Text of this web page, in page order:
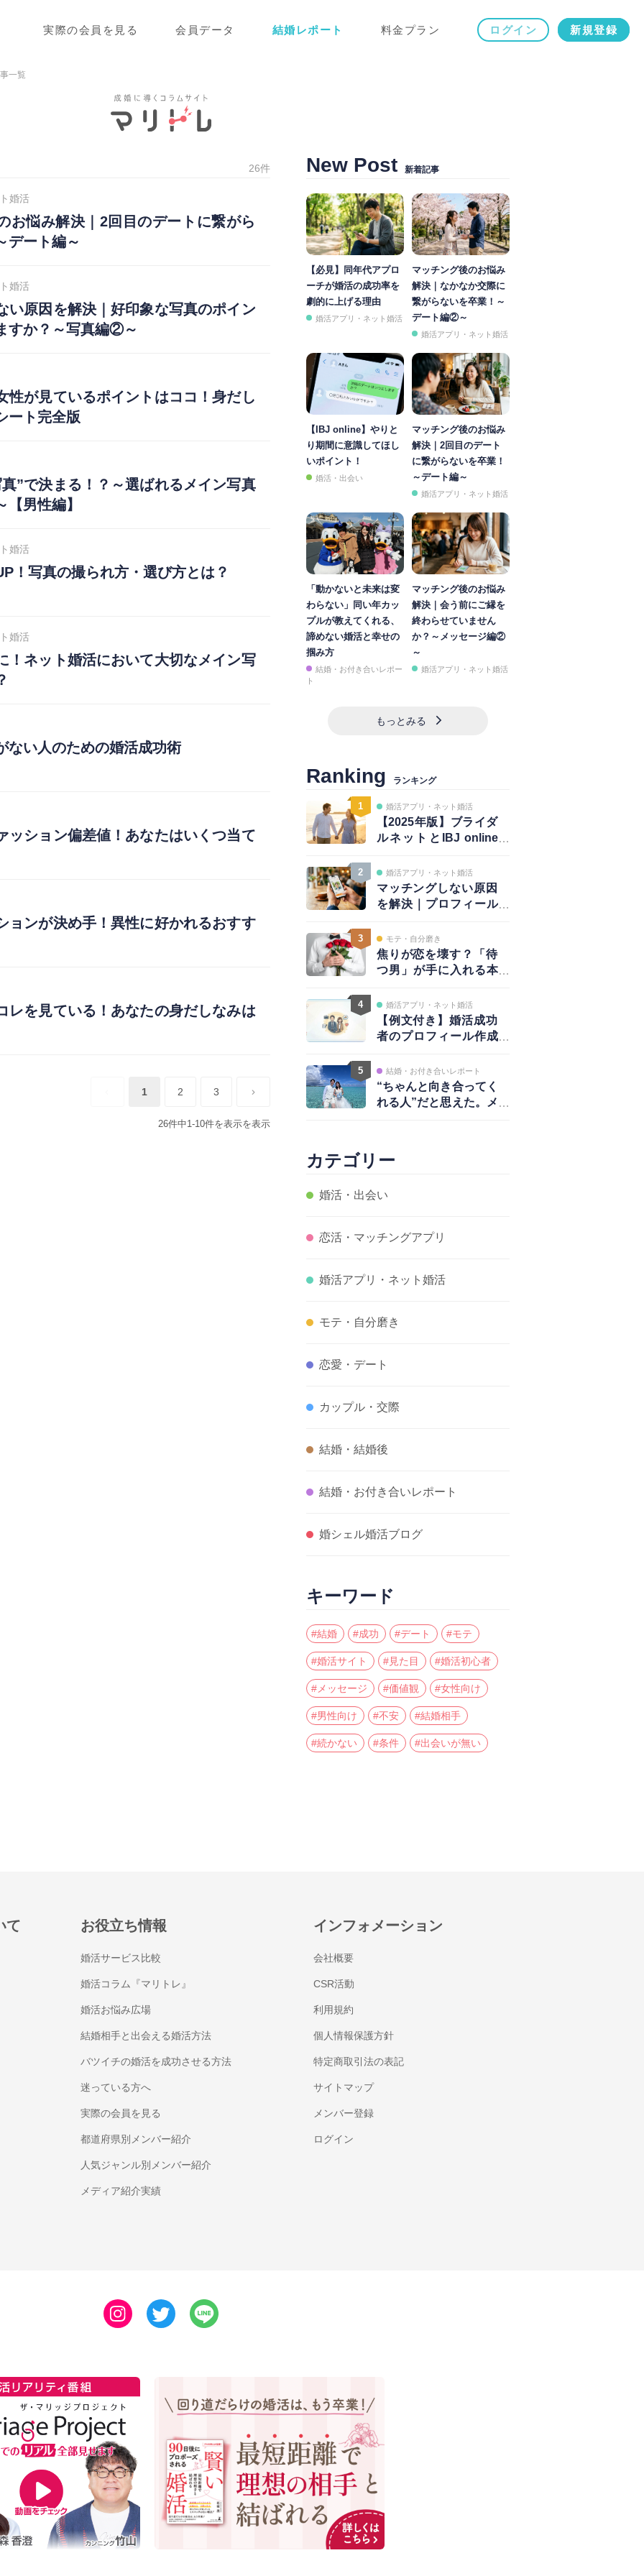
実際の会員を見る 会員データ 結婚レポート 料金プラン ログイン 新規登録
一覧
26件
婚活
お悩み解決｜2回目のデートに繋がら
デート編～
婚活
い原因を解決｜好印象な写真のポイン
すか？～写真編②～
性が見ているポイントはココ！身だし
ート完全版
”で決まる！？～選ばれるメイン写真
【男性編】
婚活
！写真の撮られ方・選び方とは？
婚活
！ネット婚活において大切なメイン写
ない人のための婚活成功術
ッション偏差値！あなたはいくつ当て
ョンが決め手！異性に好かれるおすす
レを見ている！あなたの身だしなみは
1 2 3
26件中1-10件を表示を表示
New Post 新着記事
【必見】同年代アプロ
ーチが婚活の成功率を
劇的に上げる理由
婚活アプリ・ネット婚活
マッチング後のお悩み
解決｜なかなか交際に
繋がらないを卒業！～
デート編②～
婚活アプリ・ネット婚活
【IBJ online】やりと
り期間に意識してほし
いポイント！
婚活・出会い
マッチング後のお悩み
解決｜2回目のデート
に繋がらないを卒業！
～デート編～
婚活アプリ・ネット婚活
「動かないと未来は変
わらない」同い年カッ
プルが教えてくれる、
諦めない婚活と幸せの
掴み方
結婚・お付き合いレポー
ト
マッチング後のお悩み
解決｜会う前にご縁を
終わらせていません
か？～メッセージ編②
～
婚活アプリ・ネット婚活
もっとみる
Ranking ランキング
1 婚活アプリ・ネット婚活
【2025年版】ブライダ
ルネットとIBJ online
い方と注意点
2 婚活アプリ・ネット婚活
マッチングしない原因
を解決｜プロフィール
編～
3 モテ・自分磨き
焦りが恋を壊す？「待
つ男」が手に入れる本
自信
4 婚活アプリ・ネット婚活
【例文付き】婚活成功
者のプロフィール作成
アプローチ戦略まで完
全ガイド
5 結婚・お付き合いレポート
“ちゃんと向き合ってく
れる人”だと思えた。メ
カテゴリー
婚活・出会い
恋活・マッチングアプリ
婚活アプリ・ネット婚活
モテ・自分磨き
恋愛・デート
カップル・交際
結婚・結婚後
結婚・お付き合いレポート
婚シェル婚活ブログ
キーワード
#結婚 #成功 #デート #モテ
#婚活サイト #見た目 #婚活初心者
#メッセージ #価値観 #女性向け
#男性向け #不安 #結婚相手
#続かない #条件 #出会いが無い
て お役立ち情報
婚活サービス比較
婚活コラム『マリトレ』
婚活お悩み広場
結婚相手と出会える婚活方法
バツイチの婚活を成功させる方法
迷っている方へ
実際の会員を見る
都道府県別メンバー紹介
人気ジャンル別メンバー紹介
メディア紹介実績
インフォメーション
会社概要
CSR活動
利用規約
個人情報保護方針
特定商取引法の表記
サイトマップ
メンバー登録
ログイン